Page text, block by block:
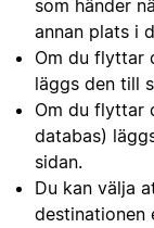
som händer
annan plats i
Om du flyttar
läggs den till
Om du flyttar
databas)
sidan.
Du kan välja
destinationen